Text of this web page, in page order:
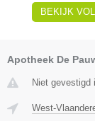
BEKIJK
Apotheek De
Niet gevestigd
West-